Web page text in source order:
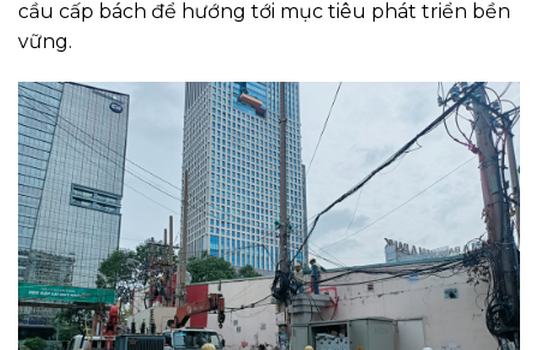
cầu cấp bách để hướng tới mục tiêu phát triển bền
vững.